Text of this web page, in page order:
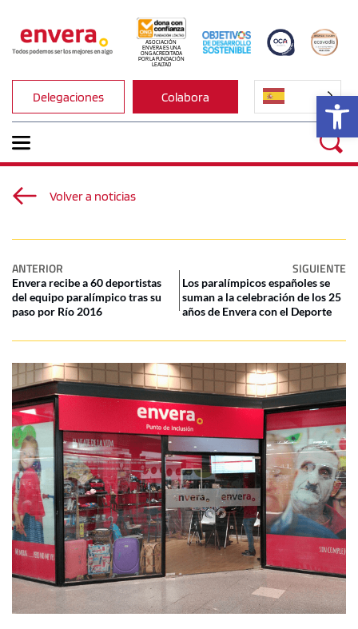
ASOCIACIÓN
ENVERA ES UNA
ONG ACREDITADA
POR LA FUNDACIÓN
LEALTAD
Delegaciones Colabora
Volver a noticias
ANTERIOR SIGUIENTE
Envera recibe a 60 deportistas
del equipo paralímpico tras su
paso por Río 2016
Los paralímpicos españoles se
suman a la celebración de los 25
años de Envera con el Deporte